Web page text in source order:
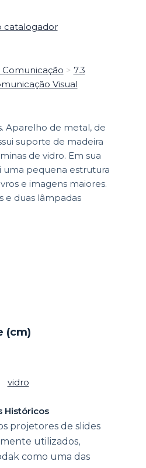
catalogador
> 7.3
Visual
Aparelho de metal, de
suporte de madeira
de vidro. Em sua
uma pequena estrutura
e imagens maiores.
e duas lâmpadas
(cm)
vidro
Históricos
projetores de slides
utilizados,
como uma das